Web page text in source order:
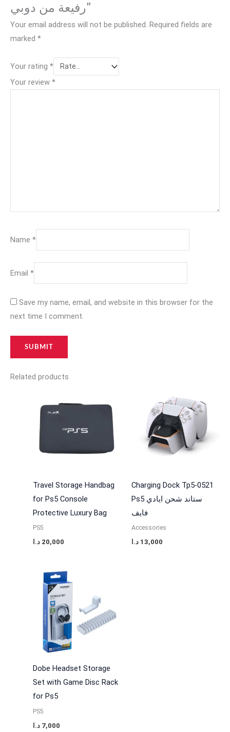
رفيعة من دوبي”
Your email address will not be published. Required fields are
marked *
Your rating *
Your review *
Name *
Email *
Save my name, email, and website in this browser for the
next time I comment.
Related products
Travel Storage Handbag
for Ps5 Console
Protective Luxury Bag
PS5
20,000 د.ا
Charging Dock Tp5-0521
Ps5 ستاند شحن ايادي
فايف
Accessories
13,000 د.ا
Dobe Headset Storage
Set with Game Disc Rack
for Ps5
PS5
7,000 د.ا